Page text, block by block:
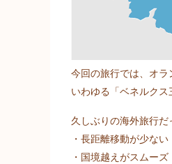
今回の旅行では、オ
いわゆる「ベネルクス
久しぶりの海外旅行だ
・長距離移動が少ない
・国境越えがスムーズ